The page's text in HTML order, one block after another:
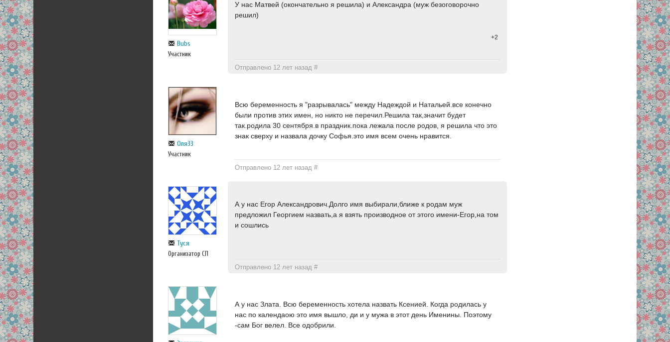
Bubs
Участник
У нас Матвей (окончательно я решила) и Александра (муж безоговорочно
решил)
Отправлено 12 лет назад#
+2
Оля33
Участник
Всю беременность я "разрывалась" между Надеждой и Натальей.все конечно
были против этих имен, но никто не перечил.Решила так,значит будет
так.родила 30 сентября.в праздник.пока лежала после родов, я решила что это
знак сверху и назвала дочку Софья.это имя всем очень нравится.
Отправлено 12 лет назад#
Туся
Организатор СП
А у нас Егор Александрович.Долго имя выбирали,ближе к родам муж
предложил Георгием назвать,а я взять производное от этого имени-Егор,на том
и сошлись
Отправлено 12 лет назад#
А у нас Злата. Всю беременность хотела назвать Ксенией. Когда родилась у
нас по календаою это имя вышло, ди и у мужа в этот день Именины. Поэтому
-сам Бог велел. Все одобрили.